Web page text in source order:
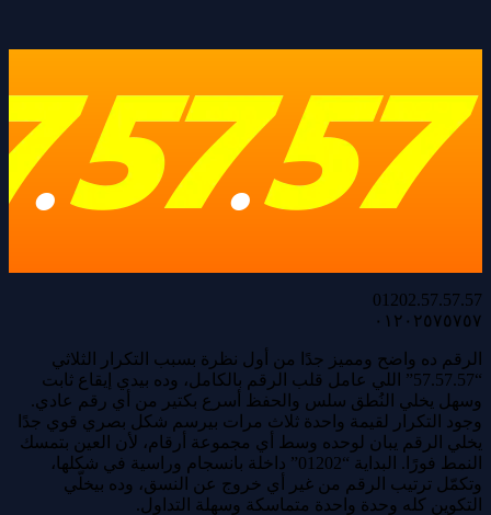
01202.57.57.57
٠١٢٠٢٥٧٥٧٥٧
الرقم ده واضح ومميز جدًا من أول نظرة بسبب التكرار الثلاثي
“57.57.57” اللي عامل قلب الرقم بالكامل، وده بيدي إيقاع ثابت
وسهل يخلي النُطق سلس والحفظ أسرع بكتير من أي رقم عادي.
وجود التكرار لقيمة واحدة ثلاث مرات بيرسم شكل بصري قوي جدًا
يخلي الرقم يبان لوحده وسط أي مجموعة أرقام، لأن العين بتمسك
النمط فورًا. البداية “01202” داخلة بانسجام وراسية في شكلها،
وتكمّل ترتيب الرقم من غير أي خروج عن النسق، وده بيخلّي
التكوين كله وحدة واحدة متماسكة وسهلة التداول.